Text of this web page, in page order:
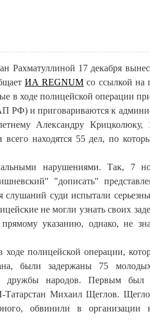
Рахматуллиной 17 декабря
ИА REGNUM со ссылкой на
в ходе полицейской операции
РФ) и приговариваются к
Александру Крицколюку,
находятся 55 дел, по
нарушениями. Так, 7
"дописать"
суди испытали
не могли узнать своих
указанию, однако, не
полицейской операции,
были задержаны 75
народов. Первым был
Михаил Щеглов.
обвинили в организации